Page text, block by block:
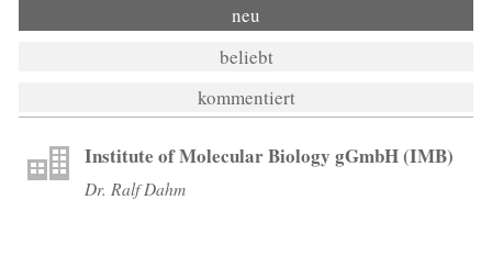
neu
beliebt
kommentiert
Institute of Molecular Biology gGmbH (IMB)
Dr. Ralf Dahm